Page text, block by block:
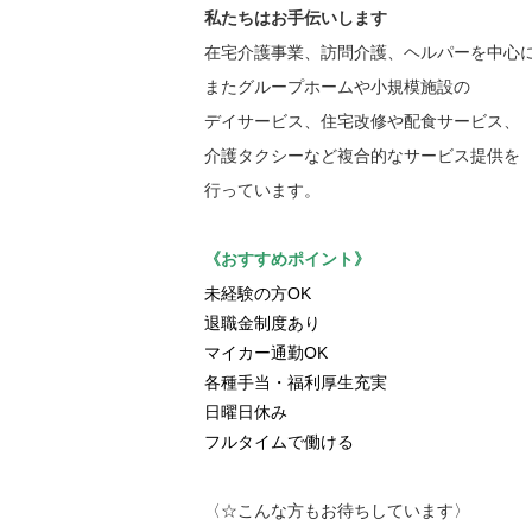
私たちはお手伝いします
在宅介護事業、訪問介護、ヘルパーを中心
またグループホームや小規模施設の
デイサービス、住宅改修や配食サービス、
介護タクシーなど複合的なサービス提供を
行っています。
《おすすめポイント》
未経験の方OK
退職金制度あり
マイカー通勤OK
各種手当・福利厚生充実
日曜日休み
フルタイムで働ける
〈☆こんな方もお待ちしています〉